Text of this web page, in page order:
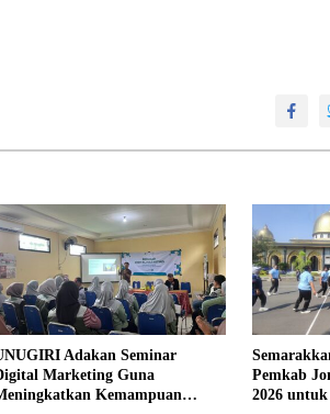
Adakan Seminar
Marketing Guna
Kemampuan
Pemkab
2026